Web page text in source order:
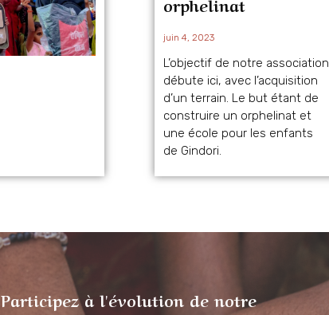
juin 4, 2023
L’objectif de notre association
débute ici, avec l’acquisition
d’un terrain. Le but étant de
construire un orphelinat et
une école pour les enfants
de Gindori.
Participez à l'évolution de notre